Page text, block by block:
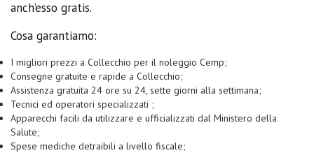
anch’esso gratis.
Cosa garantiamo:
I migliori prezzi a Collecchio per il noleggio Cemp;
Consegne gratuite e rapide a Collecchio;
Assistenza gratuita 24 ore su 24, sette giorni alla settimana;
Tecnici ed operatori specializzati ;
Apparecchi facili da utilizzare e ufficializzati dal Ministero della
Salute;
Spese mediche detraibili a livello fiscale;